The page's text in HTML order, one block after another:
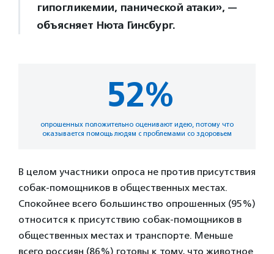
гипогликемии, панической атаки», —
объясняет Нюта Гинсбург.
52%
опрошенных положительно оценивают идею, потому что
оказывается помощь людям с проблемами со здоровьем
В целом участники опроса не против присутствия
собак-помощников в общественных местах.
Спокойнее всего большинство опрошенных (95%)
относится к присутствию собак-помощников в
общественных местах и транспорте. Меньше
всего россиян (86%) готовы к тому, что животное